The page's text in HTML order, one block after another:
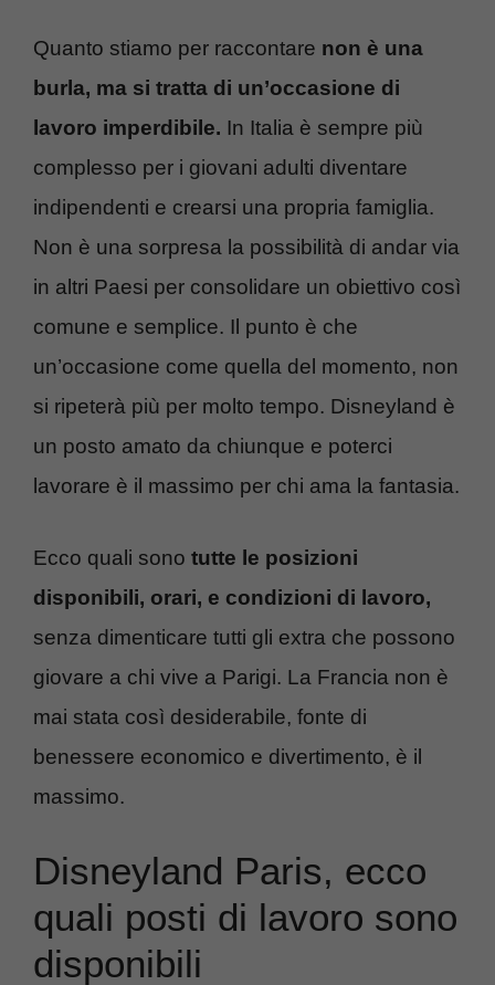
Quanto stiamo per raccontare non è una
burla, ma si tratta di un’occasione di
lavoro imperdibile. In Italia è sempre più
complesso per i giovani adulti diventare
indipendenti e crearsi una propria famiglia.
Non è una sorpresa la possibilità di andar via
in altri Paesi per consolidare un obiettivo così
comune e semplice. Il punto è che
un’occasione come quella del momento, non
si ripeterà più per molto tempo. Disneyland è
un posto amato da chiunque e poterci
lavorare è il massimo per chi ama la fantasia.
Ecco quali sono tutte le posizioni
disponibili, orari, e condizioni di lavoro,
senza dimenticare tutti gli extra che possono
giovare a chi vive a Parigi. La Francia non è
mai stata così desiderabile, fonte di
benessere economico e divertimento, è il
massimo.
Disneyland Paris, ecco
quali posti di lavoro sono
disponibili